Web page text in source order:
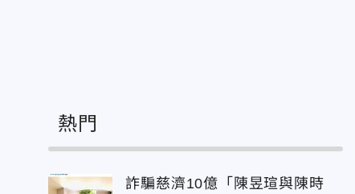
熱門
詐騙慈濟10億「陳昱瑄與陳時